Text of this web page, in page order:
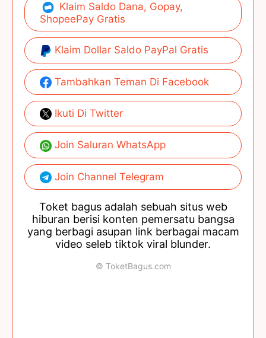
Klaim Saldo Dana, Gopay,
ShopeePay Gratis
Klaim Dollar Saldo PayPal Gratis
Tambahkan Teman Di Facebook
Ikuti Di Twitter
Join Saluran WhatsApp
Join Channel Telegram
Toket bagus adalah sebuah situs web
hiburan berisi konten pemersatu bangsa
yang berbagi asupan link berbagai macam
video seleb tiktok viral blunder.
© ToketBagus.com